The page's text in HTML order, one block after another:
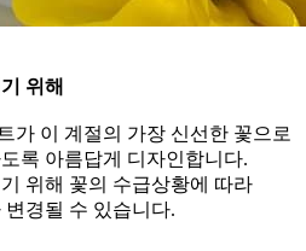
위해
가 이 계절의 가장 신선한 꽃으로
록 아름답게 디자인합니다.
위해 꽃의 수급상황에 따라
경될 수 있습니다.